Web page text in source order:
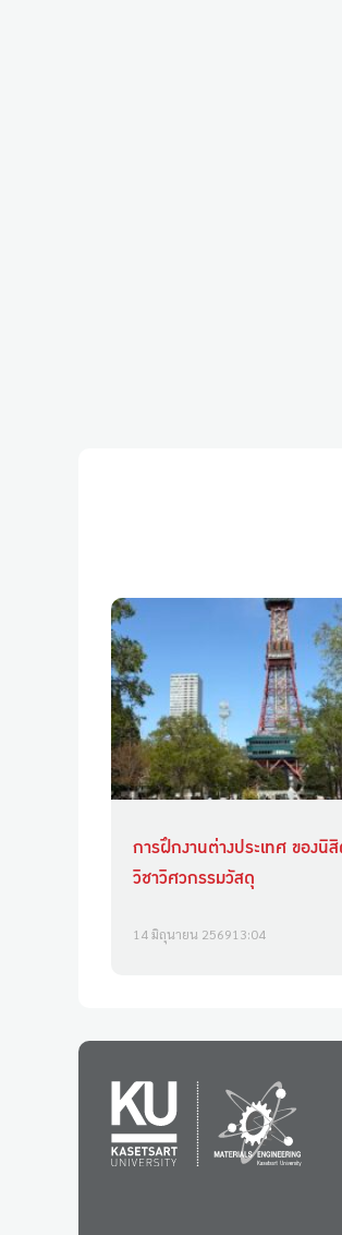
การฝึกงานต่างประเทศ ของนิ
วิชาวิศวกรรมวัสดุ
14 มิถุนายน 256913:04